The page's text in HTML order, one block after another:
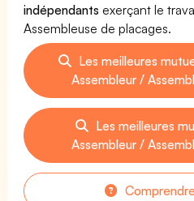
indépendants exerçant le
Assembleuse de placages.
Les meilleures
Assembleur /
Les meilleures
Assembleur /